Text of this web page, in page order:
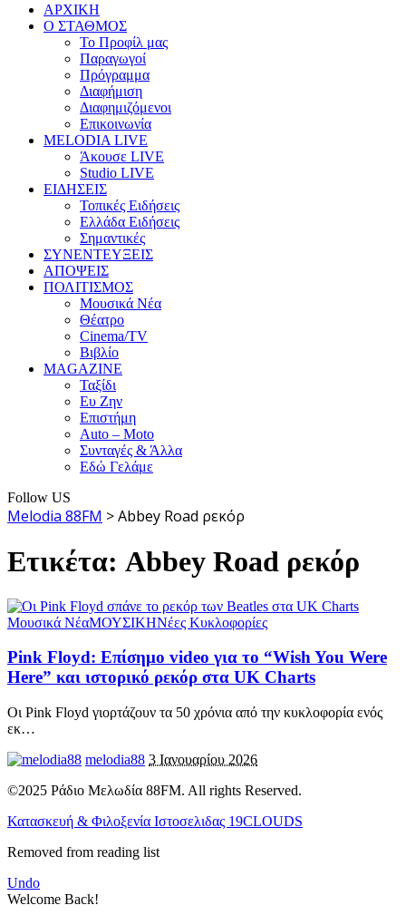
ΑΡΧΙΚΗ
Ο ΣΤΑΘΜΟΣ
Το Προφίλ μας
Παραγωγοί
Πρόγραμμα
Διαφήμιση
Διαφημιζόμενοι
Επικοινωνία
MELODIA LIVE
Άκουσε LIVE
Studio LIVE
ΕΙΔΗΣΕΙΣ
Τοπικές Ειδήσεις
Ελλάδα Ειδήσεις
Σημαντικές
ΣΥΝΕΝΤΕΥΞΕΙΣ
ΑΠΟΨΕΙΣ
ΠΟΛΙΤΙΣΜΟΣ
Μουσικά Νέα
Θέατρο
Cinema/TV
Βιβλίο
MAGAZINE
Ταξίδι
Ευ Ζην
Επιστήμη
Auto – Moto
Συνταγές & Άλλα
Εδώ Γελάμε
Follow US
Melodia 88FM >Abbey Road ρεκόρ
Ετικέτα: Abbey Road ρεκόρ
Μουσικά ΝέαΜΟΥΣΙΚΗΝέες Κυκλοφορίες
Pink Floyd: Επίσημο video για το “Wish You Were
Here” και ιστορικό ρεκόρ στα UK Charts
Οι Pink Floyd γιορτάζουν τα 50 χρόνια από την κυκλοφορία ενός
εκ…
melodia88 3 Ιανουαρίου 2026
©2025 Ράδιο Μελωδία 88FM. All rights Reserved.
Κατασκευή & Φιλοξενία Ιστοσελιδας 19CLOUDS
Removed from reading list
Undo
Welcome Back!